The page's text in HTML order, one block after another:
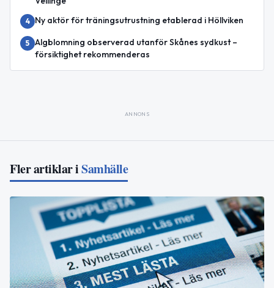
4 Ny aktör för träningsutrustning etablerad i Höllviken
5 Algblomning observerad utanför Skånes sydkust –
försiktighet rekommenderas
ANNONS
Fler artiklar iSamhälle